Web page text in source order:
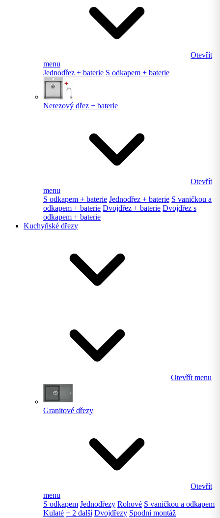
Otevřít
menu
Jednodřez + baterie S odkapem + baterie
Nerezový dřez + baterie
Otevřít
menu
S odkapem + baterie Jednodřez + baterie S vaničkou a
odkapem + baterie Dvojdřez + baterie Dvojdřez s
odkapem + baterie
Kuchyňské dřezy
Otevřít menu
Granitové dřezy
Otevřít
menu
S odkapem Jednodřezy Rohové S vaničkou a odkapem
Kulaté + 2 další Dvojdřezy Spodní montáž